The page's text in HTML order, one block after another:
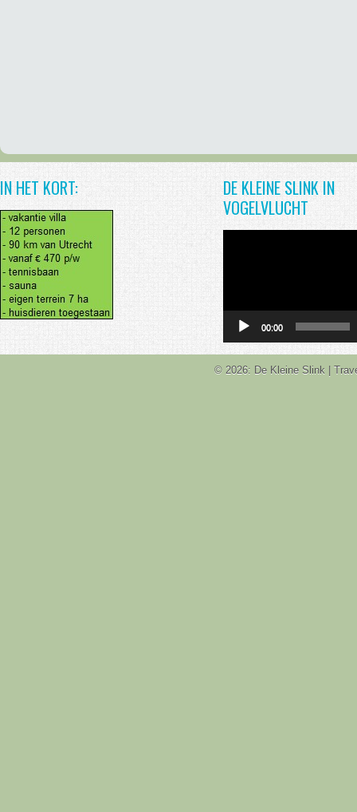
IN HET KORT:
DE KLEINE SLINK IN
VOGELVLUCHT
00:00
© 2026: De Kleine Slink |